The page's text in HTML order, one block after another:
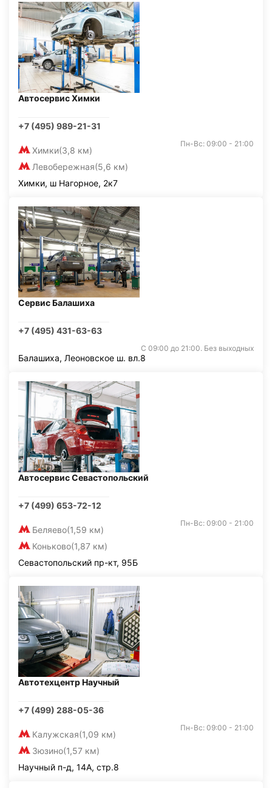
Автосервис Химки
+7 (495) 989-21-31
Химки(3,8 км)
Левобережная(5,6 км)
Пн-Вс: 09:00 - 21:00
Химки, ш Нагорное, 2к7
Сервис Балашиха
+7 (495) 431-63-63
С 09:00 до 21:00. Без выходных
Балашиха, Леоновское ш. вл.8
Автосервис Севастопольский
+7 (499) 653-72-12
Беляево(1,59 км)
Коньково(1,87 км)
Пн-Вс: 09:00 - 21:00
Севастопольский пр-кт, 95Б
Автотехцентр Научный
+7 (499) 288-05-36
Калужская(1,09 км)
Зюзино(1,57 км)
Пн-Вс: 09:00 - 21:00
Научный п-д, 14А, стр.8